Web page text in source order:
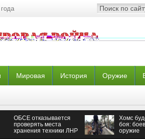
Мировая История Оружие
ОБСЕ отказывается
проверять места
хранения техники ЛНР
Хомс
боя:
оружие